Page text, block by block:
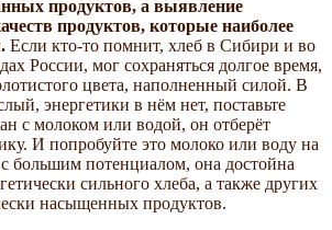
продуктов, а выявление
продуктов, которые наиболее
Если кто-то помнит, хлеб в Сибири и во
России, мог сохраняться долгое время,
цвета, наполненный силой. В
энергетики в нём нет, поставьте
с молоком или водой, он отберёт
И попробуйте это молоко или воду на
с большим потенциалом, она достойна
сильного хлеба, а также других
насыщенных продуктов.